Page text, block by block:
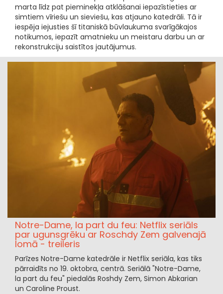
marta līdz pat pieminekļa atklāšanai iepazīstieties ar
simtiem vīriešu un sieviešu, kas atjauno katedrāli. Tā ir
iespēja iejusties šī titaniskā būvlaukuma svarīgākajos
notikumos, iepazīt amatnieku un meistaru darbu un ar
rekonstrukciju saistītos jautājumus.
Notre-Dame, la part du feu: Netflix seriāls
par ugunsgrēku ar Roschdy Zem galvenajā
lomā - treileris
Parīzes Notre-Dame katedrāle ir Netflix seriāla, kas tiks
pārraidīts no 19. oktobra, centrā. Seriālā "Notre-Dame,
la part du feu" piedalās Roshdy Zem, Simon Abkarian
un Caroline Proust.